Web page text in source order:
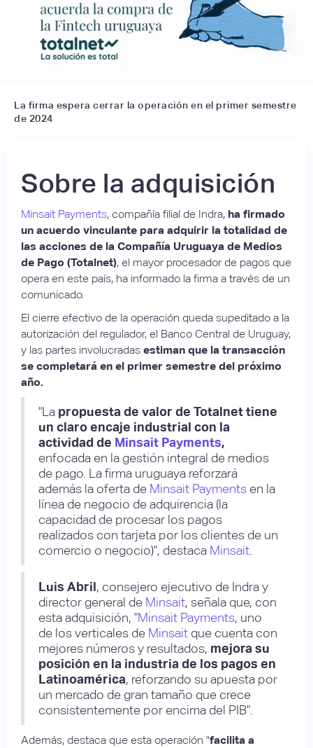
La firma espera cerrar la operación en el primer semestre
de 2024
Sobre la adquisición
Minsait Payments, compañía filial de Indra, ha firmado
un acuerdo vinculante para adquirir la totalidad de
las acciones de la Compañía Uruguaya de Medios
de Pago (Totalnet), el mayor procesador de pagos que
opera en este país, ha informado la firma a través de un
comunicado.
El cierre efectivo de la operación queda supeditado a la
autorización del regulador, el Banco Central de Uruguay,
y las partes involucradas estiman que la transacción
se completará en el primer semestre del próximo
año.
"La propuesta de valor de Totalnet tiene
un claro encaje industrial con la
actividad de Minsait Payments,
enfocada en la gestión integral de medios
de pago. La firma uruguaya reforzará
además la oferta de Minsait Payments en la
línea de negocio de adquirencia (la
capacidad de procesar los pagos
realizados con tarjeta por los clientes de un
comercio o negocio)", destaca Minsait
Luis Abril, consejero ejecutivo de Indra y
director general de Minsait, señala que, con
esta adquisición, "Minsait Payments, uno
de los verticales de Minsait que cuenta con
mejores números y resultados, mejora su
posición en la industria de los pagos en
Latinoamérica, reforzando su apuesta por
un mercado de gran tamaño que crece
consistentemente por encima del PIB".
Además, destaca que esta operación "facilita a